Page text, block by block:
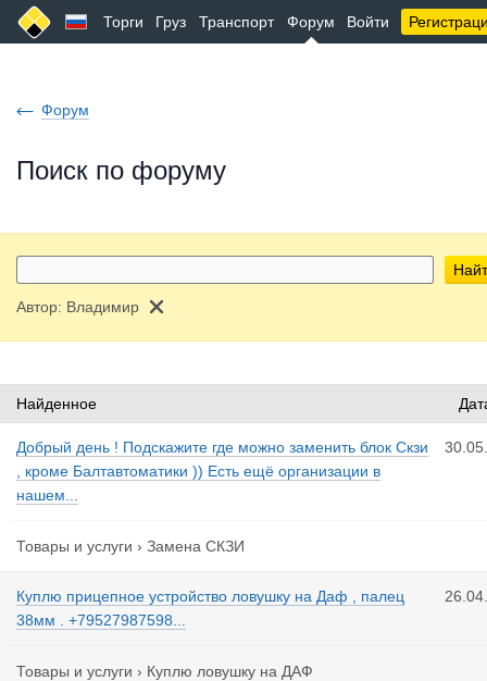
Торги Груз Транспорт Форум Войти
Форум
Поиск по форуму
Автор: Владимир
Найденное
Добрый день ! Подскажите где можно заменить блок Скзи
, кроме Балтавтоматики )) Есть ещё организации в
нашем...
Товары и услуги › Замена СКЗИ
Куплю прицепное устройство ловушку на Даф , палец
38мм . +79527987598...
Товары и услуги › Куплю ловушку на ДАФ